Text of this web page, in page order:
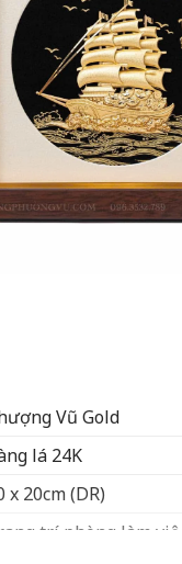
Vũ Gold
lá 24K
x 20cm (DR)
trí phòng làm